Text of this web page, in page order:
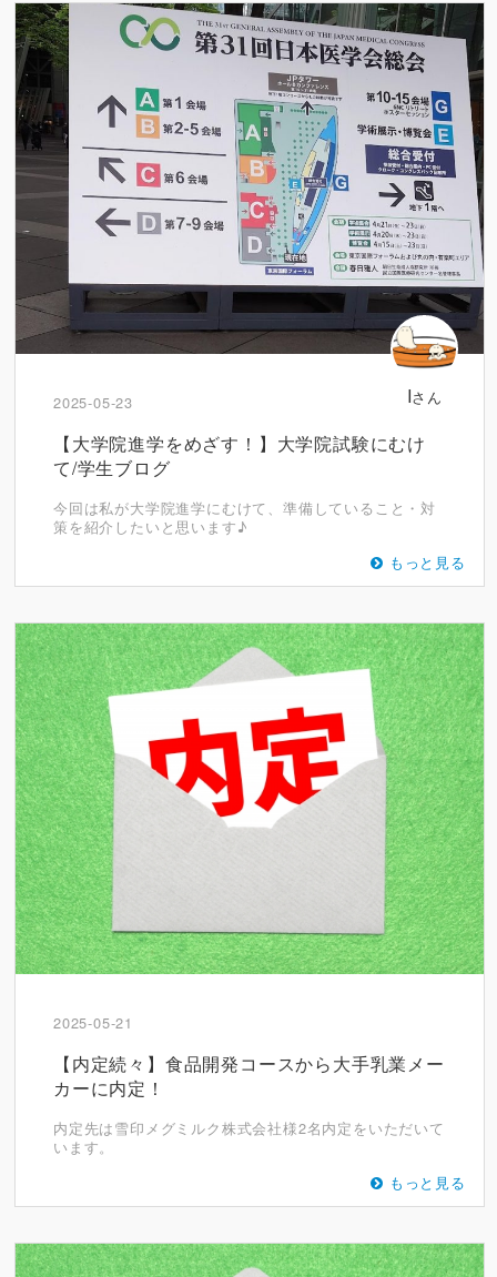
Iさん
2025-05-23
【大学院進学をめざす！】大学院試験にむけ
て/学生ブログ
今回は私が大学院進学にむけて、準備していること・対
策を紹介したいと思います♪
もっと見る
2025-05-21
【内定続々】食品開発コースから大手乳業メー
カーに内定！
内定先は雪印メグミルク株式会社様2名内定をいただいて
います。
もっと見る